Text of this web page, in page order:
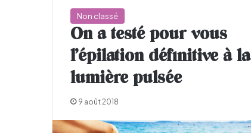
Non classé
On a testé pour vous
l’épilation définitive à la
lumière pulsée
9 août 2018